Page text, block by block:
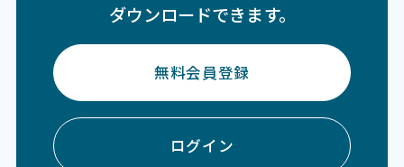
ダウンロードできます。
無料会員登録
ログイン